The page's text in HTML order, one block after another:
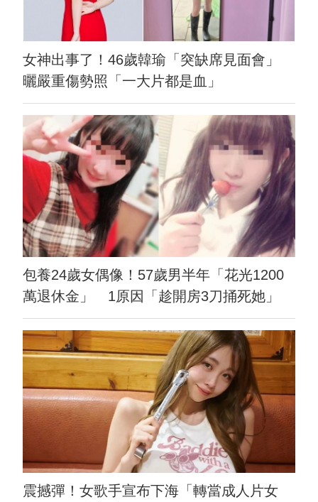
女神出事了！46歲韓瑜「突缺席見面會」
曬嚴重傷勢照「一大片都是血」
包養24歲女偶像！57歲男半年「花光1200
萬退休金」 1原因「趁開房3刀捅死她」
震撼彈！女歌手宣布下海「轉當成人片女